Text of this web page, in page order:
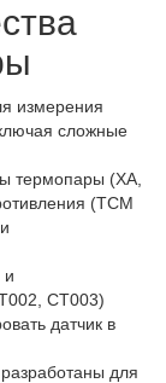
измерения
сложные
термопары (ХА,
(ТСМ
и
СТ003)
датчик в
разработаны для